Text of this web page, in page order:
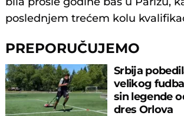
poslednjem trećem kolu
PREPORUČUJEMO
Srbija
velikog
sin legende
dres Orlova